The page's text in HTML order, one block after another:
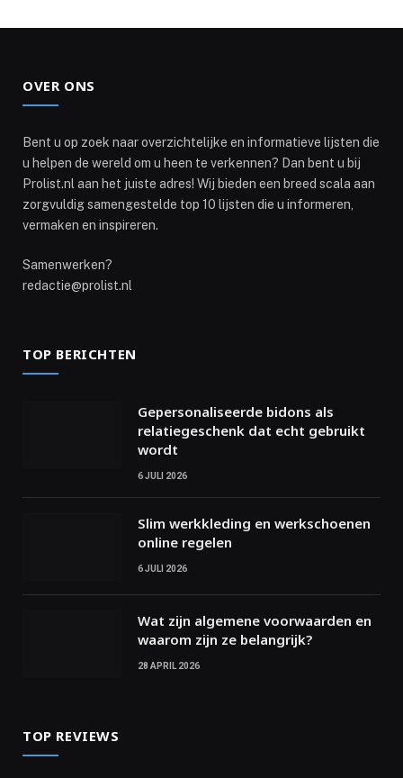
OVER ONS
Bent u op zoek naar overzichtelijke en informatieve lijsten die
u helpen de wereld om u heen te verkennen? Dan bent u bij
Prolist.nl aan het juiste adres! Wij bieden een breed scala aan
zorgvuldig samengestelde top 10 lijsten die u informeren,
vermaken en inspireren.
Samenwerken?
redactie@prolist.nl
TOP BERICHTEN
Gepersonaliseerde bidons als
relatiegeschenk dat echt gebruikt
wordt
6 JULI 2026
Slim werkkleding en werkschoenen
online regelen
6 JULI 2026
Wat zijn algemene voorwaarden en
waarom zijn ze belangrijk?
28 APRIL 2026
TOP REVIEWS